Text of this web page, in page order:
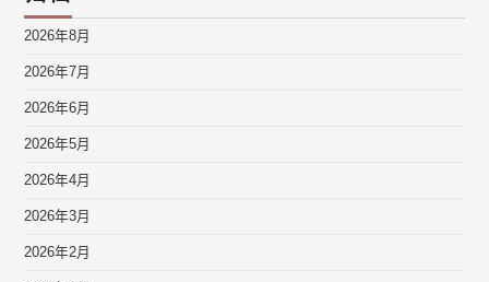
2026年8月
2026年7月
2026年6月
2026年5月
2026年4月
2026年3月
2026年2月